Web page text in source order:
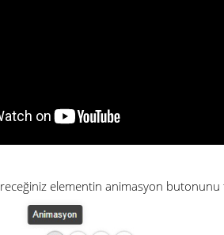
elementin animasyon butonunu